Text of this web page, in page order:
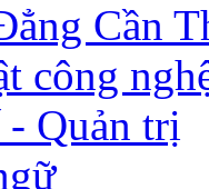
Cần
công
Quản trị